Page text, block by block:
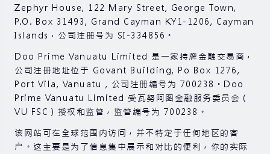
Zephyr House, 122 Mary Street, George Town,
P.O. Box 31493, Grand Cayman KY1-1206, Cayman
Islands，公司注册号为 SI-334856。
Doo Prime Vanuatu Limited 是一家持牌金融交易商，
公司注册地址位于 Govant Building, Po Box 1276,
Port Vila, Vanuatu , 公司注册编号为 700238。Doo
Prime Vanuatu Limited 受瓦努阿图金融服务委员会（
VU FSC）授权和监管，监管编号为 700238。
该网站可在全球范围内访问，并不特定于任何地区的客
户。这主要是为了信息集中展示和对比的便利，你的实际